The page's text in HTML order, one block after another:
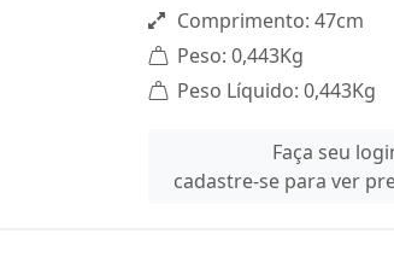
Comprimento: 47cm
Peso: 0,443Kg
Peso Líquido: 0,443Kg
Faça seu
cadastre-se para ver